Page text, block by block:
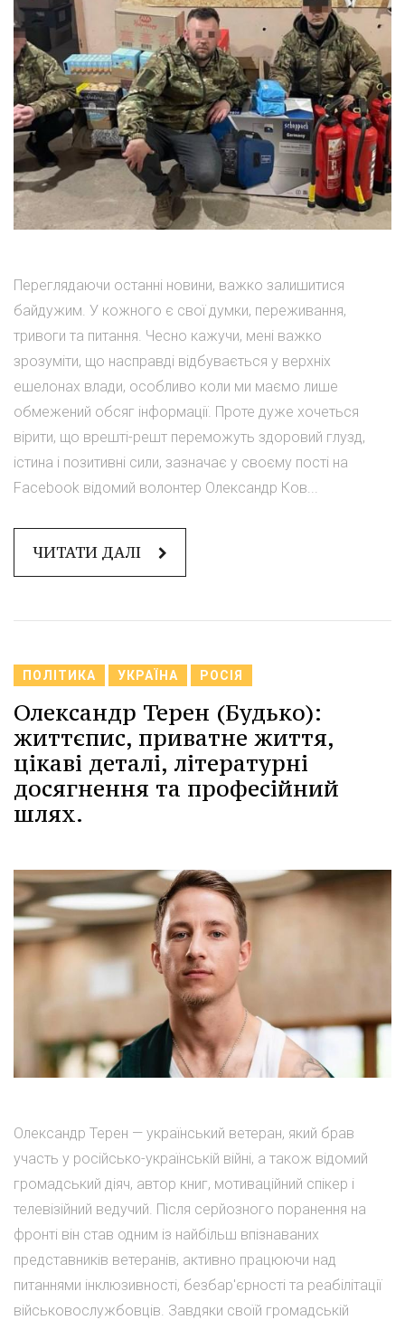
Переглядаючи останні новини, важко залишитися
байдужим. У кожного є свої думки, переживання,
тривоги та питання. Чесно кажучи, мені важко
зрозуміти, що насправді відбувається у верхніх
ешелонах влади, особливо коли ми маємо лише
обмежений обсяг інформації. Проте дуже хочеться
вірити, що врешті-решт переможуть здоровий глузд,
істина і позитивні сили, зазначає у своєму пості на
Facebook відомий волонтер Олександр Ков...
ЧИТАТИ ДАЛІ
ПОЛІТИКА УКРАЇНА РОСІЯ
Олександр Терен (Будько):
життєпис, приватне життя,
цікаві деталі, літературні
досягнення та професійний
шлях.
Олександр Терен — український ветеран, який брав
участь у російсько-українській війні, а також відомий
громадський діяч, автор книг, мотиваційний спікер і
телевізійний ведучий. Після серйозного поранення на
фронті він став одним із найбільш впізнаваних
представників ветеранів, активно працюючи над
питаннями інклюзивності, безбар'єрності та реабілітації
військовослужбовців. Завдяки своїй громадській